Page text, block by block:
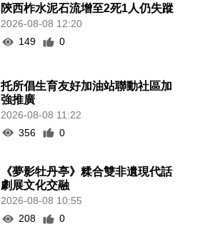
陝西柞水泥石流增至2死1人仍失蹤
2026-08-08 12:20
149
0
托所倡生育友好加油站聯動社區加
強推廣
2026-08-08 11:22
356
0
《夢影牡丹亭》糅合雙非遺現代話
劇展文化交融
2026-08-08 10:55
208
0